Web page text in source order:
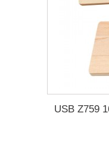
USB Z759